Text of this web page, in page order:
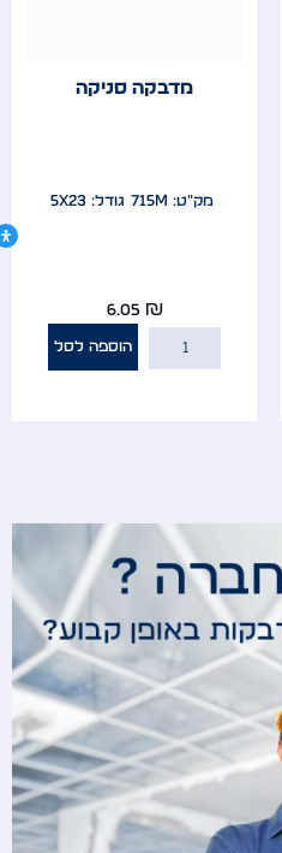
מדבקה סניקה
מק"ט: 715m גודל: 5x23
6.05₪
הוספה לסל